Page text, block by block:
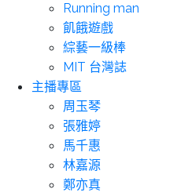
Running man
飢餓遊戲
綜藝一級棒
MIT 台灣誌
主播專區
周玉琴
張雅婷
馬千惠
林嘉源
鄭亦真